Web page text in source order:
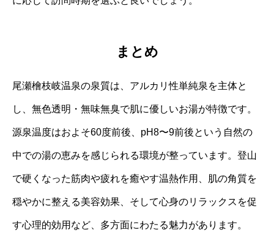
まとめ
尾瀬檜枝岐温泉の泉質は、アルカリ性単純泉を主体と
し、無色透明・無味無臭で肌に優しいお湯が特徴です。
源泉温度はおよそ60度前後、pH8〜9前後という自然の
中での湯の恵みを感じられる環境が整っています。登山
で硬くなった筋肉や疲れを癒やす温熱作用、肌の角質を
穏やかに整える美容効果、そして心身のリラックスを促
す心理的効用など、多方面にわたる魅力があります。